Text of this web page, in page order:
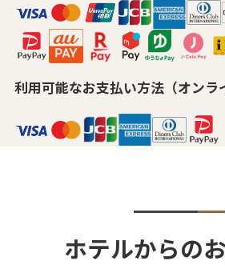
利用可能なお支払い方法（オンラ
ホテルからの